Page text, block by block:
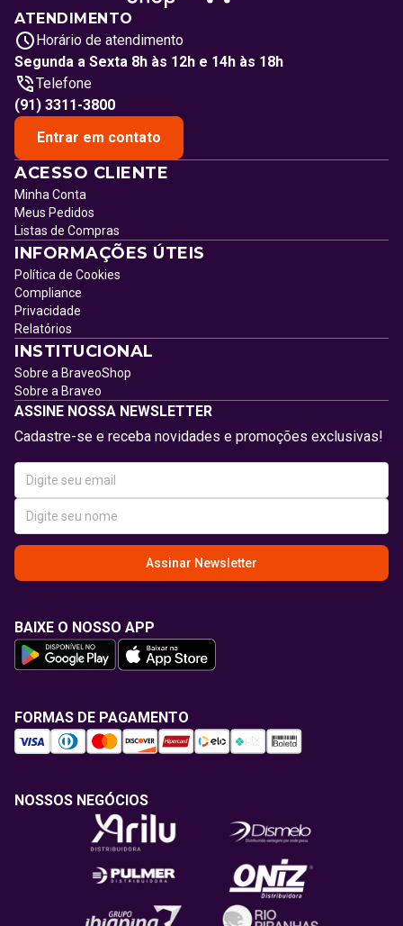
ATENDIMENTO
Horário de atendimento
Segunda a Sexta 8h às 12h e 14h às 18h
Telefone
(91) 3311-3800
Entrar em contato
ACESSO CLIENTE
Minha Conta
Meus Pedidos
Listas de Compras
INFORMAÇÕES ÚTEIS
Política de Cookies
Compliance
Privacidade
Relatórios
INSTITUCIONAL
Sobre a BraveoShop
Sobre a Braveo
ASSINE NOSSA NEWSLETTER
Cadastre-se e receba novidades e promoções exclusivas!
Assinar Newsletter
BAIXE O NOSSO APP
FORMAS DE PAGAMENTO
NOSSOS NEGÓCIOS